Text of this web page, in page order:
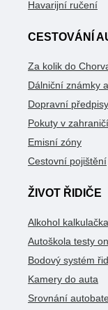
Havarijní ručení
CESTOVÁNÍ
Za kolik do
Dálniční známky
Dopravní předpisy
Pokuty v zahraničí
Emisní zóny
Cestovní pojištění
ŽIVOT ŘIDIČE
Alkohol
Autoškola testy
Bodový systém
Kamery do auta
Srovnání